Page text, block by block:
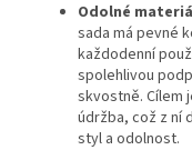
Odolné
sada má pevné
každodenní
spolehlivou
skvostně. Cílem
údržba, což z ní
styl a odolnost.